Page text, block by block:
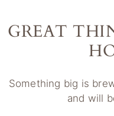
GREAT
Something big is
and will